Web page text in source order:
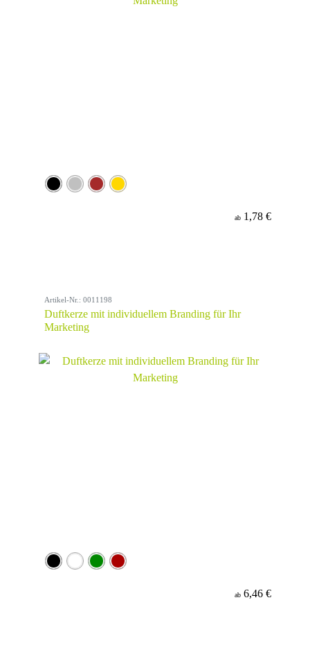
ab 1,78 €
Artikel-Nr.: 0011198
Duftkerze mit individuellem Branding für Ihr
Marketing
ab 6,46 €